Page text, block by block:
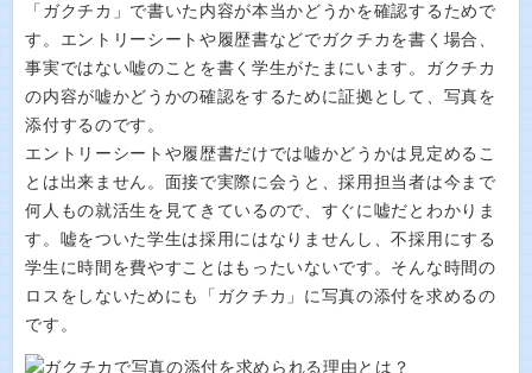
「ガクチカ」で書いた内容が本当かどうかを確認するためで
す。エントリーシートや履歴書などでガクチカを書く場合、
事実ではない嘘のことを書く学生がたまにいます。ガクチカ
の内容が嘘かどうかの確認をするために証拠として、写真を
添付するのです。
エントリーシートや履歴書だけでは嘘かどうかは見定めるこ
とは出来ません。面接で実際に会うと、採用担当者は今まで
何人もの就活生を見てきているので、すぐに嘘だとわかりま
す。嘘をついた学生は採用にはなりませんし、不採用にする
学生に時間を費やすことはもったいないです。そんな時間の
ロスをしないためにも「ガクチカ」に写真の添付を求めるの
です。